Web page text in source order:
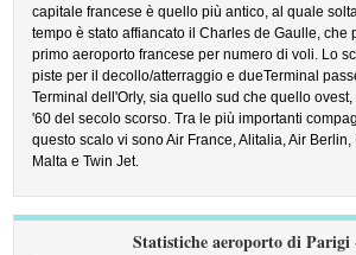
capitale francese è quello più antico, al quale
tempo è stato affiancato il Charles de Gaulle, che
primo aeroporto francese per numero di voli. Lo
piste per il decollo/atterraggio e dueTerminal
Terminal dell'Orly, sia quello sud che quello
'60 del secolo scorso. Tra le più importanti
questo scalo vi sono Air France, Alitalia, Air Berlin,
Malta e Twin Jet.
Statistiche aeroporto di